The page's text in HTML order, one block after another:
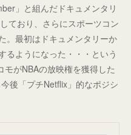
」と組んだドキュメンタリ
ており、さらにスポーツコン
。最初はドキュメンタリーか
るようになった・・・という
がNBAの放映権を獲得した
後「プチNetflix」的なポジシ